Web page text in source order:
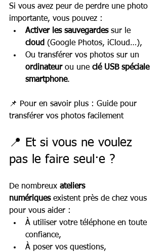
Si vous avez peur de perdre une photo
importante, vous pouvez :
Activer les sauvegardes sur le
cloud (Google Photos, iCloud…),
Ou transférer vos photos sur un
ordinateur ou une clé USB spéciale
smartphone.
📌 Pour en savoir plus : Guide pour
transférer vos photos facilement
📍 Et si vous ne voulez
pas le faire seul·e ?
De nombreux ateliers
numériques existent près de chez vous
pour vous aider :
À utiliser votre téléphone en toute
confiance,
À poser vos questions,